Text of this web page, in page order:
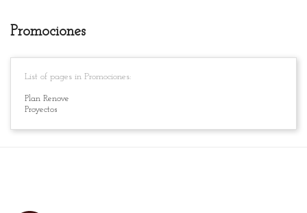
Promociones
List of pages in Promociones:
Plan Renove
Proyectos